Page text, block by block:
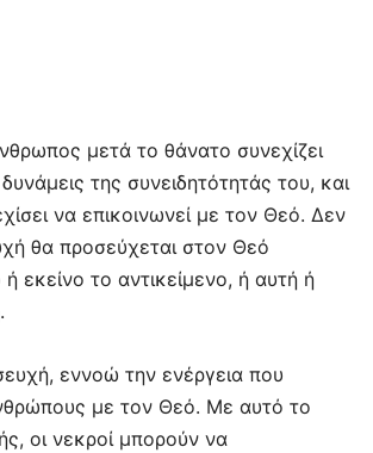
μετά το θάνατο συνεχίζει
δυνάμεις της συνειδητότητάς του, και
να επικοινωνεί με τον Θεό. Δεν
θα προσεύχεται στον Θεό
εκείνο το αντικείμενο, ή αυτή ή
εννοώ την ενέργεια που
με τον Θεό. Με αυτό το
οι νεκροί μπορούν να